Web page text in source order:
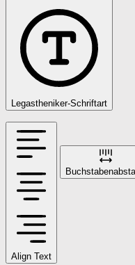
Legastheniker-Schriftart
Align Text